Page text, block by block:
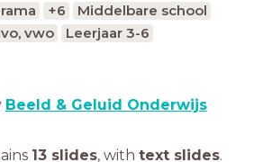
+6
Middelbare school
vwo
Leerjaar 3-6
Beeld & Geluid Onderwijs
13 slides, with text slides.